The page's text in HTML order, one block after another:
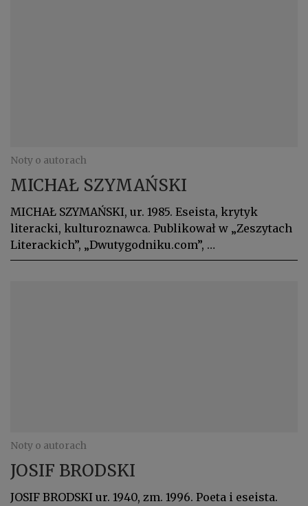
Noty o autorach
MICHAŁ SZYMAŃSKI
MICHAŁ SZYMAŃSKI, ur. 1985. Eseista, krytyk
literacki, kulturoznawca. Publikował w „Zeszytach
Literackich”, „Dwutygodniku.com”, …
Noty o autorach
JOSIF BRODSKI
JOSIF BRODSKI ur. 1940, zm. 1996. Poeta i eseista.